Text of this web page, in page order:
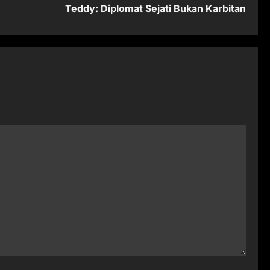
Teddy: Diplomat Sejati Bukan Karbitan